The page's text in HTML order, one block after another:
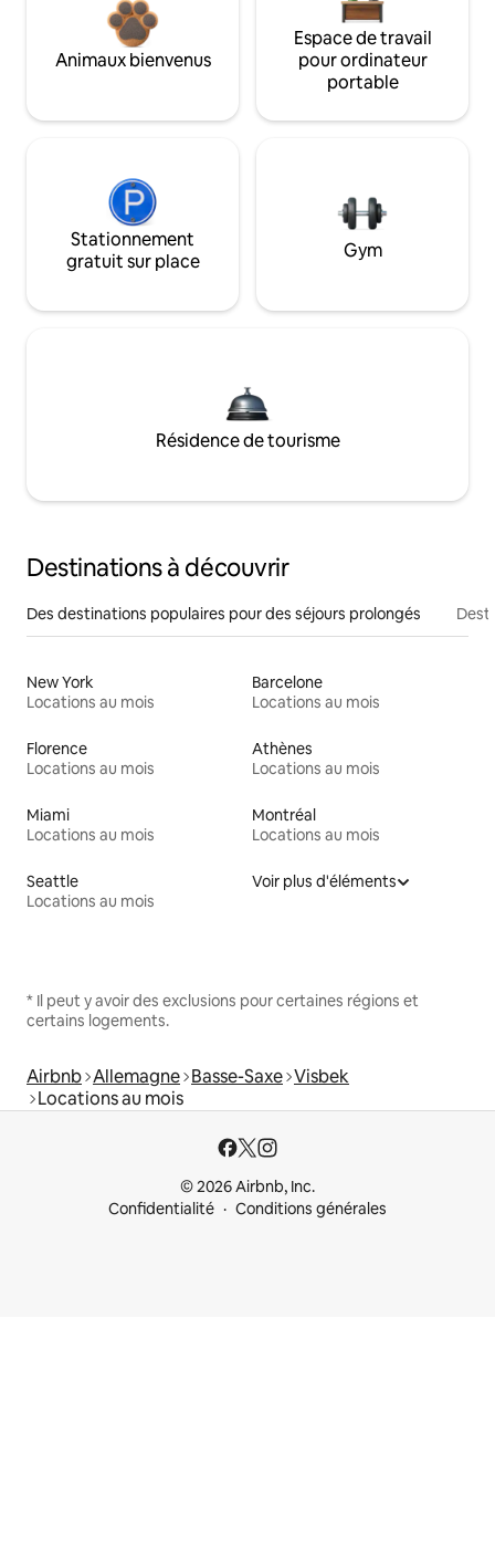
Animaux bienvenus
Espace de travail
pour ordinateur
portable
Stationnement
gratuit sur place
Gym
Résidence de tourisme
Destinations à découvrir
Des destinations populaires pour des séjours prolongés
New York
Locations au mois
Barcelone
Locations au mois
Florence
Locations au mois
Athènes
Locations au mois
Miami
Locations au mois
Montréal
Locations au mois
Seattle
Locations au mois
Voir plus d'éléments
* Il peut y avoir des exclusions pour certaines régions et
certains logements.
Airbnb Allemagne Basse-Saxe Visbek
Locations au mois
© 2026 Airbnb, Inc.
Confidentialité
Conditions générales